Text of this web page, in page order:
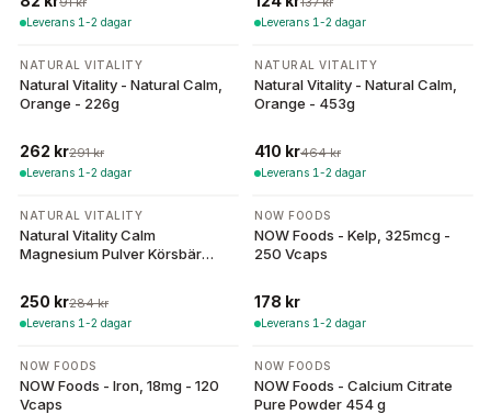
Leverans 1-2 dagar Leverans 1-2 dagar
-10%
NATURAL VITALITY
Natural Vitality - Natural Calm,
Orange - 226g
262 kr291 kr
Leverans 1-2 dagar
-12%
NATURAL VITALITY
Natural Vitality - Natural Calm,
Orange - 453g
410 kr464 kr
Leverans 1-2 dagar
-12%
NATURAL VITALITY
Natural Vitality Calm
Magnesium Pulver Körsbär
250 kr284 kr
Leverans 1-2 dagar
NOW FOODS
NOW Foods - Kelp, 325mcg -
250 Vcaps
178 kr
Leverans 1-2 dagar
NOW FOODS
NOW Foods - Iron, 18mg - 120
Vcaps
NOW FOODS
NOW Foods - Calcium Citrate
Pure Powder 454 g